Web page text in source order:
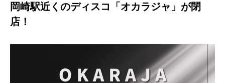
岡崎駅近くのディスコ「オカラジャ」が閉
店！